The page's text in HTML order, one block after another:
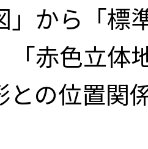
」から「
「赤色立体
との位置関